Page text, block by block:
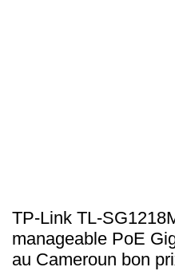
TP-Link TL-
manageable PoE
au Cameroun bon